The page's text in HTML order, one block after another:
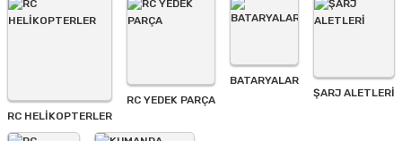
Gönder
RC HELİKOPTERLER
RC YEDEK PARÇA
BATARYALAR
ŞARJ ALETLERI